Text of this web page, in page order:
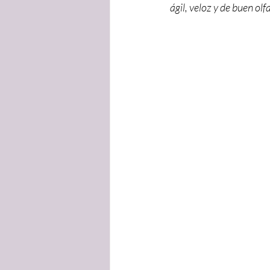
ágil, veloz y de buen